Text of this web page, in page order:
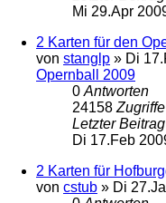
Mi 29.Apr
2 Karten für den
von stanglp » Di
Opernball 2009
0 Antworten
24158 Zugriffe
Letzter Beitrag
Di 17.Feb
2 Karten für
von cstub » Di